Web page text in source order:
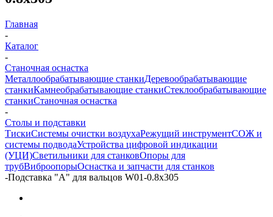
Главная
-
Каталог
-
Станочная оснастка
Металлообрабатывающие станкиДеревообрабатывающие
станкиКамнеобрабатывающие станкиСтеклообрабатывающие
станкиСтаночная оснастка
-
Столы и подставки
ТискиСистемы очистки воздухаРежущий инструментСОЖ и
системы подводаУстройства цифровой индикации
(УЦИ)Светильники для станковОпоры для
трубВиброопорыОснастка и запчасти для станков
-Подставка "А" для вальцов W01-0.8x305